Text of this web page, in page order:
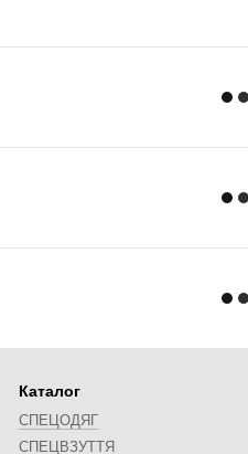
Каталог
СПЕЦОДЯГ
СПЕЦВЗУТТЯ